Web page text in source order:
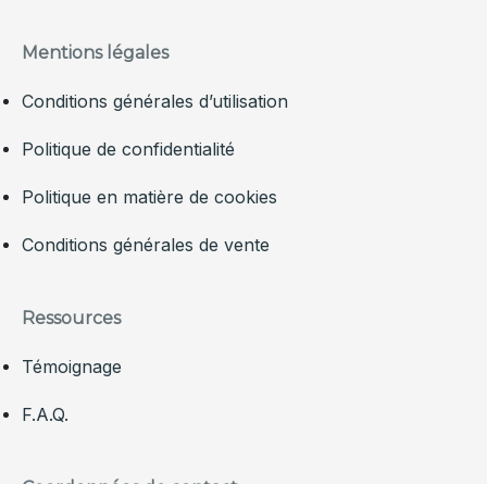
Mentions légales
Conditions générales d’utilisation
Politique de confidentialité
Politique en matière de cookies
Conditions générales de vente
Ressources
Témoignage
F.A.Q.